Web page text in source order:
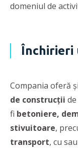
domeniul de
Închirieri
Compania oferă
de construcții
fi betoniere,
stivuitoare,
transport, cu